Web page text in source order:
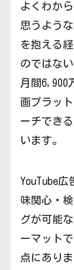
よくわか
思うよう
を抱える
のではな
月間6,900
画プラッ
ーチでき
います。
YouTube
味関心・
グが可能
ーマット
点にあり